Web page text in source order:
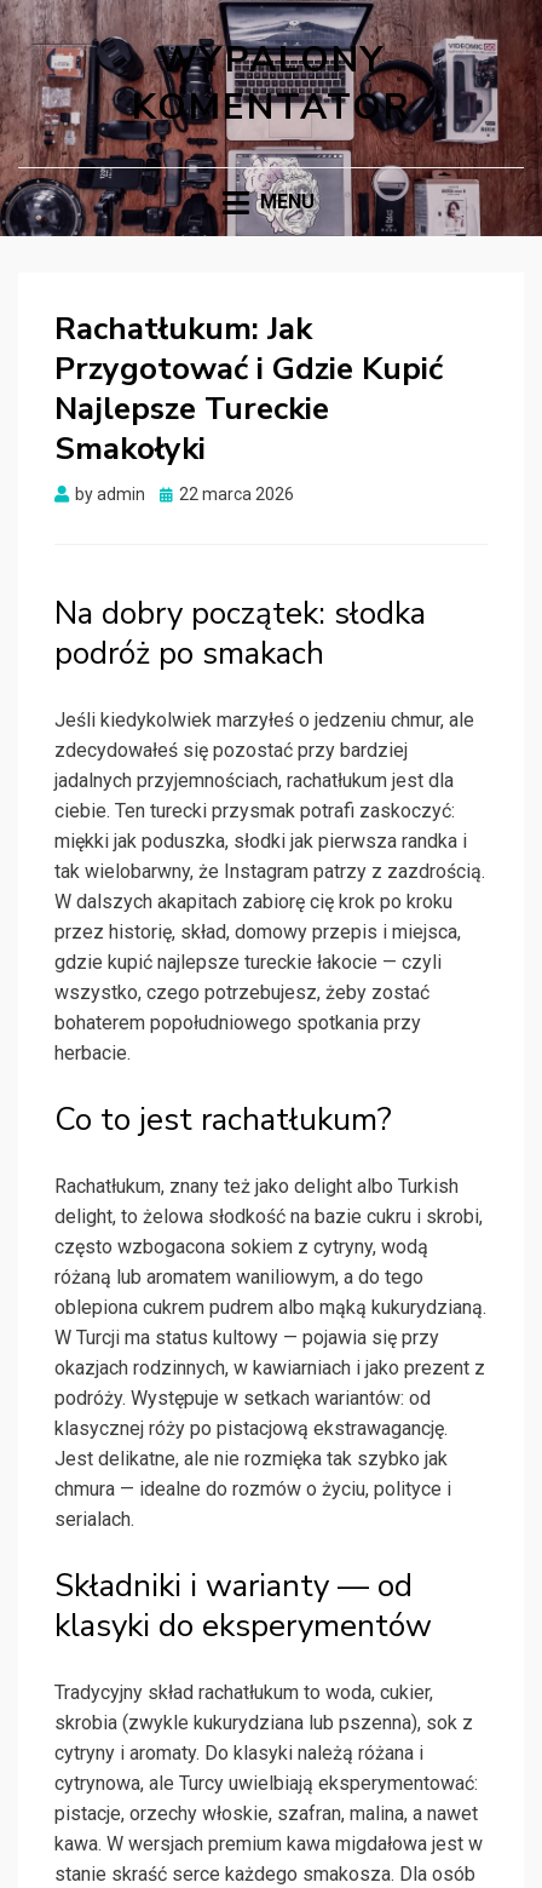
WYPALONY
KOMENTATOR
MENU
Rachatłukum: Jak
Przygotować i Gdzie Kupić
Najlepsze Tureckie
Smakołyki
byadmin
Posted
22 marca 2026
Na dobry początek: słodka
podróż po smakach
Jeśli kiedykolwiek marzyłeś o jedzeniu chmur, ale
zdecydowałeś się pozostać przy bardziej
jadalnych przyjemnościach, rachatłukum jest dla
ciebie. Ten turecki przysmak potrafi zaskoczyć:
miękki jak poduszka, słodki jak pierwsza randka i
tak wielobarwny, że Instagram patrzy z zazdrością.
W dalszych akapitach zabiorę cię krok po kroku
przez historię, skład, domowy przepis i miejsca,
gdzie kupić najlepsze tureckie łakocie — czyli
wszystko, czego potrzebujesz, żeby zostać
bohaterem popołudniowego spotkania przy
herbacie.
Co to jest rachatłukum?
Rachatłukum, znany też jako delight albo Turkish
delight, to żelowa słodkość na bazie cukru i skrobi,
często wzbogacona sokiem z cytryny, wodą
różaną lub aromatem waniliowym, a do tego
oblepiona cukrem pudrem albo mąką kukurydzianą.
W Turcji ma status kultowy — pojawia się przy
okazjach rodzinnych, w kawiarniach i jako prezent z
podróży. Występuje w setkach wariantów: od
klasycznej róży po pistacjową ekstrawagancję.
Jest delikatne, ale nie rozmięka tak szybko jak
chmura — idealne do rozmów o życiu, polityce i
serialach.
Składniki i warianty — od
klasyki do eksperymentów
Tradycyjny skład rachatłukum to woda, cukier,
skrobia (zwykle kukurydziana lub pszenna), sok z
cytryny i aromaty. Do klasyki należą różana i
cytrynowa, ale Turcy uwielbiają eksperymentować:
pistacje, orzechy włoskie, szafran, malina, a nawet
kawa. W wersjach premium kawa migdałowa jest w
stanie skraść serce każdego smakosza. Dla osób